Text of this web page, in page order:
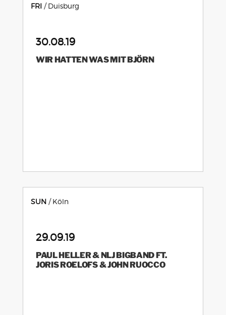
FRI Duisburg
30.08.19
WIR HATTEN WAS MIT BJÖRN
SUN Köln
29.09.19
PAUL HELLER & NLJ BIGBAND FT.
JORIS ROELOFS & JOHN RUOCCO